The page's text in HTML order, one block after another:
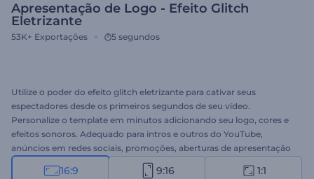
Apresentação de Logo - Efeito Glitch
Eletrizante
53K+ Exportações 5 segundos
Utilize o poder do efeito glitch eletrizante para cativar seus
espectadores desde os primeiros segundos de seu vídeo.
Personalize o template em minutos adicionando seu logo, cores e
efeitos sonoros. Adequado para intros e outros do YouTube,
anúncios em redes sociais, promoções, aberturas de apresentação
e muito mais. Crie seu projeto hoje!
16:9 9:16 1:1